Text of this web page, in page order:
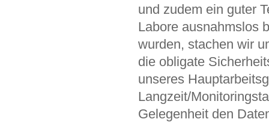
und zudem ein guter
Labore ausnahmslos
wurden, stachen wir
die obligate
unseres
Langzeit/
Gelegenheit den